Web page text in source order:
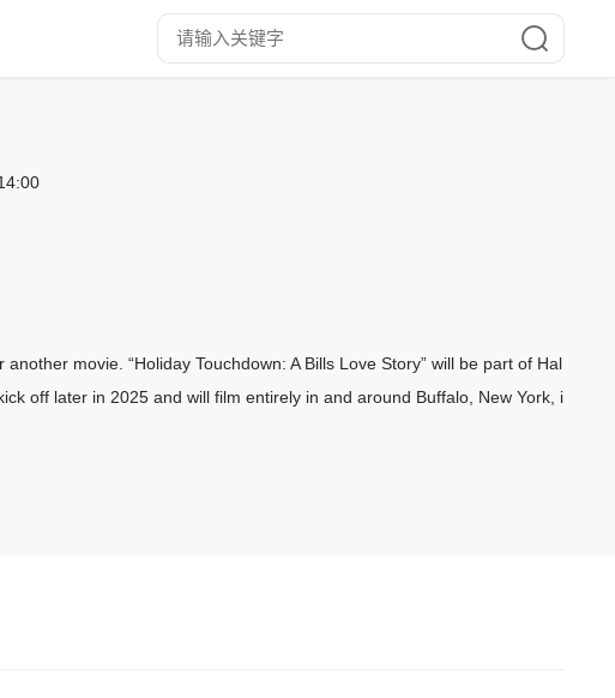
movie. “Holiday Touchdown: A Bills Love Story” will be part of Hal
off later in 2025 and will film entirely in and around Buffalo, New York, i